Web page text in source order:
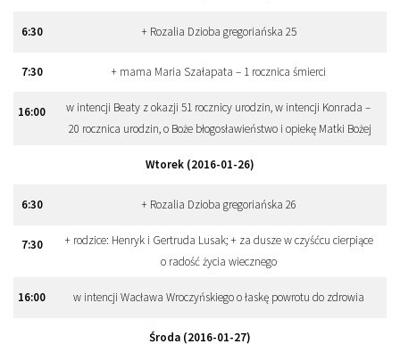
6:30 + Rozalia Dzioba gregoriańska 25
7:30 + mama Maria Szałapata – 1 rocznica śmierci
16:00
w intencji Beaty z okazji 51 rocznicy urodzin, w intencji Konrada –
20 rocznica urodzin, o Boże błogosławieństwo i opiekę Matki Bożej
Wtorek (2016-01-26)
6:30 + Rozalia Dzioba gregoriańska 26
7:30
+ rodzice: Henryk i Gertruda Lusak; + za dusze w czyśćcu cierpiące
o radość życia wiecznego
16:00 w intencji Wacława Wroczyńskiego o łaskę powrotu do zdrowia
Środa (2016-01-27)